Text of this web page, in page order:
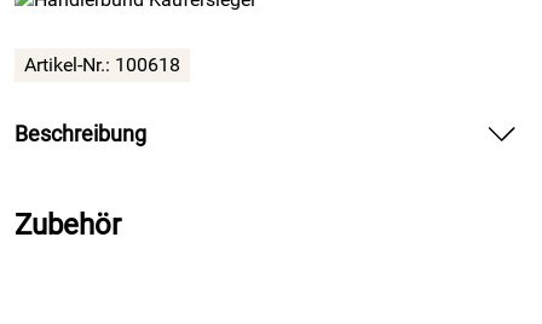
Artikel-Nr.: 100618
Beschreibung
SIL >M< ist ein hochentwickelter, einkomponentiger
Zubehör